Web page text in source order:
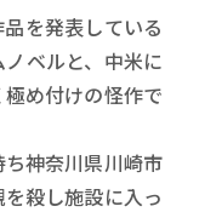
を発表している
ベルと、中米に
め付けの怪作で
神奈川県川崎市
殺し施設に入っ